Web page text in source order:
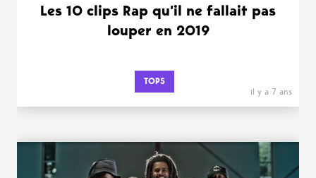
Les 10 clips Rap qu’il ne fallait pas
louper en 2019
TOPS
il y a 7 ans